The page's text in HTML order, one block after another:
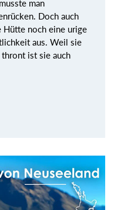
man
Doch auch
Hütte noch eine urige
aus. Weil sie
thront ist sie auch